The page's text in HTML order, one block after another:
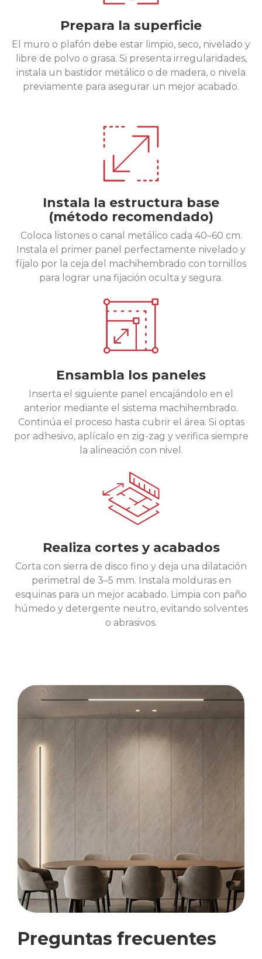
Prepara la superficie
El muro o plafón debe estar limpio, seco, nivelado y
libre de polvo o grasa. Si presenta irregularidades,
instala un bastidor metálico o de madera, o nivela
previamente para asegurar un mejor acabado.
Instala la estructura base
(método recomendado)
Coloca listones o canal metálico cada 40–60 cm.
Instala el primer panel perfectamente nivelado y
fíjalo por la ceja del machihembrado con tornillos
para lograr una fijación oculta y segura.
Ensambla los paneles
Inserta el siguiente panel encajándolo en el
anterior mediante el sistema machihembrado.
Continúa el proceso hasta cubrir el área. Si optas
por adhesivo, aplícalo en zig-zag y verifica siempre
la alineación con nivel.
Realiza cortes y acabados
Corta con sierra de disco fino y deja una dilatación
perimetral de 3–5 mm. Instala molduras en
esquinas para un mejor acabado. Limpia con paño
húmedo y detergente neutro, evitando solventes
o abrasivos.
Preguntas frecuentes